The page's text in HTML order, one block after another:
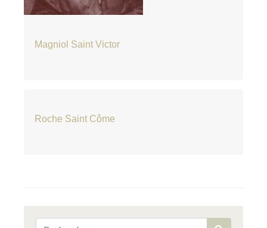
Magniol Saint Victor
Roche Saint Côme